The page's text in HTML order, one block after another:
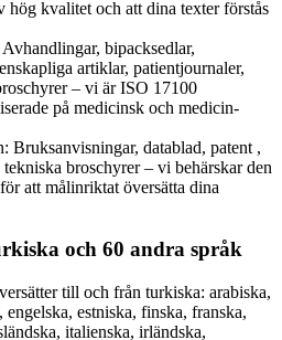
hög kvalitet och att dina texter förstås
bipacksedlar,
artiklar, patientjournaler,
– vi är ISO 17100
på medicinsk och medicin-
Bruksanvisningar, datablad, patent ,
broschyrer – vi behärskar den
att målinriktat översätta dina
och 60 andra språk
till och från turkiska: arabiska,
estniska, finska, franska,
italienska, irländska,